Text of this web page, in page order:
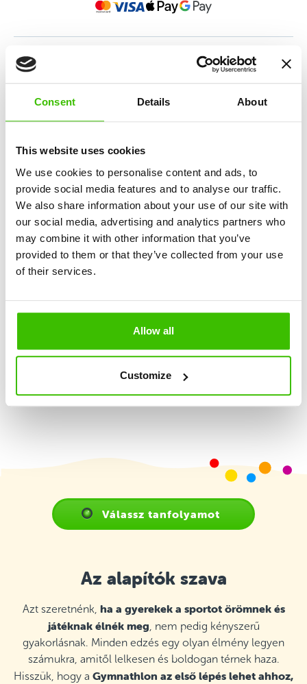
Consent Details About
This website uses cookies
We use cookies to personalise content and ads, to
provide social media features and to analyse our traffic.
We also share information about your use of our site with
our social media, advertising and analytics partners who
may combine it with other information that you’ve
provided to them or that they’ve collected from your use
of their services.
Allow all
Customize
Sporttanfolyam 4-6 éves
gyerekeknek
mozgásos játékok és a sportmotiváció keverékén
12 kulcskészség fejlesztése
Nagy hangsúly a játékosságon és élményszerzésen
Játékterv motivációs matricákkal
Válassz tanfolyamot
Az alapítók szava
Azt szeretnénk, ha a gyerekek a sportot örömnek és
játéknak élnék meg , nem pedig kényszerű
gyakorlásnak. Minden edzés egy olyan élmény legyen
számukra, amitől lelkesen és boldogan térnek haza.
Hisszük, hogy a Gymnathlon az első lépés lehet ahhoz,